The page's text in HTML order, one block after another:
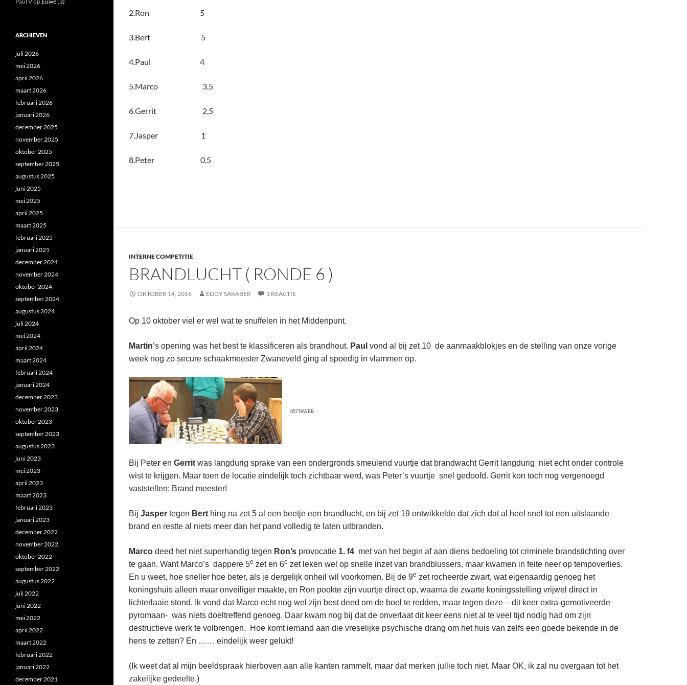
2.Ron 5
3.Bert 5
4.Paul 4
5.Marco 3,5
6.Gerrit 2,5
7.Jasper 1
8.Peter 0,5
INTERNE COMPETITIE
BRANDLUCHT ( RONDE 6 )
OKTOBER 14, 2016 EDDY SARABER 1 REACTIE
Op 10 oktober viel er wel wat te snuffelen in het Middenpunt.
Martin’s opening was het best te klassificeren als brandhout. Paul vond al bij zet 10 de aanmaakblokjes en de stelling van onze vorige
week nog zo secure schaakmeester Zwaneveld ging al spoedig in vlammen op.
0577bWEB
Bij Peter en Gerrit was langdurig sprake van een ondergronds smeulend vuurtje dat brandwacht Gerrit langdurig niet echt onder controle
wist te krijgen. Maar toen de locatie eindelijk toch zichtbaar werd, was Peter’s vuurtje snel gedoofd. Gerrit kon toch nog vergenoegd
vaststellen: Brand meester!
Bij Jasper tegen Bert hing na zet 5 al een beetje een brandlucht, en bij zet 19 ontwikkelde dat zich dat al heel snel tot een uitslaande
brand en restte al niets meer dan het pand volledig te laten uitbranden.
Marco deed het niet superhandig tegen Ron’s provocatie 1. f4 met van het begin af aan diens bedoeling tot criminele brandstichting over
te gaan. Want Marco’s dappere 5e zet en 6e zet leken wel op snelle inzet van brandblussers, maar kwamen in feite neer op tempoverlies.
En u weet, hoe sneller hoe beter, als je dergelijk onheil wil voorkomen. Bij de 9e zet rocheerde zwart, wat eigenaardig genoeg het
koningshuis alleen maar onveiliger maakte, en Ron pookte zijn vuurtje direct op, waarna de zwarte koningsstelling vrijwel direct in
lichterlaaie stond. Ik vond dat Marco echt nog wel zijn best deed om de boel te redden, maar tegen deze – dit keer extra-gemotiveerde
pyromaan- was niets doeltreffend genoeg. Daar kwam nog bij dat de onverlaat dit keer eens niet al te veel tijd nodig had om zijn
destructieve werk te volbrengen. Hoe komt iemand aan die vreselijke psychische drang om het huis van zelfs een goede bekende in de
hens te zetten? En …… eindelijk weer gelukt!
(Ik weet dat al mijn beeldspraak hierboven aan alle kanten rammelt, maar dat merken jullie toch niet. Maar OK, ik zal nu overgaan tot het
zakelijke gedeelte.)
ARCHIEVEN
juli 2026
mei 2026
april 2026
maart 2026
februari 2026
januari 2026
december 2025
november 2025
oktober 2025
september 2025
augustus 2025
juni 2025
mei 2025
april 2025
maart 2025
februari 2025
januari 2025
december 2024
november 2024
oktober 2024
september 2024
augustus 2024
juli 2024
mei 2024
april 2024
maart 2024
februari 2024
januari 2024
december 2023
november 2023
oktober 2023
september 2023
augustus 2023
juni 2023
mei 2023
april 2023
maart 2023
februari 2023
januari 2023
december 2022
november 2022
oktober 2022
september 2022
augustus 2022
juli 2022
juni 2022
mei 2022
april 2022
maart 2022
februari 2022
januari 2022
december 2021